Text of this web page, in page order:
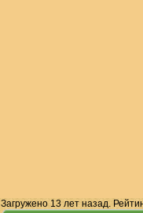
Загружено 13 лет назад.